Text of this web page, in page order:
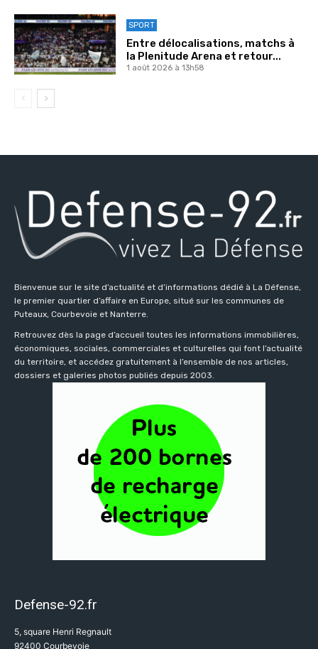
SPORT
Entre délocalisations, matchs à
la Plenitude Arena et retour...
1 août 2026 à 13h58
Bienvenue sur le site d’actualité et d’informations dédié à La Défense,
le premier quartier d’affaire en Europe, situé sur les communes de
Puteaux, Courbevoie et Nanterre.
Retrouvez dès la page d’accueil toutes les informations immobilières,
économiques, sociales, commerciales et culturelles qui font l’actualité
du territoire, et accédez gratuitement à l’ensemble de nos articles,
dossiers et galeries photos publiés depuis 2003.
Defense-92.fr
5, square Henri Regnault
92400 Courbevoie